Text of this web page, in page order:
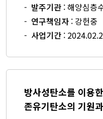
- 발주기관 : 해양심층
- 연구책임자 : 강헌중
- 사업기간 :
방사성탄소를 이용
존유기탄소의 기원